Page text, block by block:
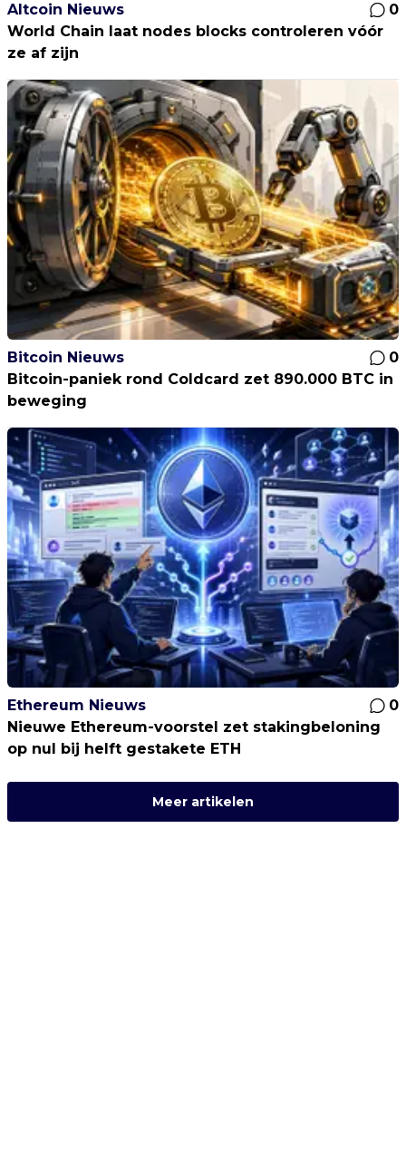
Altcoin Nieuws
0
World Chain laat nodes blocks controleren vóór
ze af zijn
Bitcoin Nieuws
0
Bitcoin-paniek rond Coldcard zet 890.000 BTC in
beweging
Ethereum Nieuws
0
Nieuwe Ethereum-voorstel zet stakingbeloning
op nul bij helft gestakete ETH
Meer artikelen